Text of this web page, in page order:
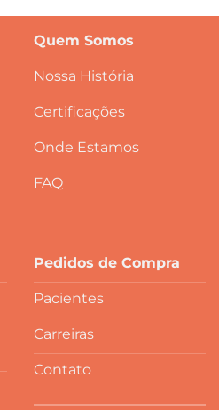
Quem Somos
Nossa História
Certificações
Onde Estamos
FAQ
Pedidos de Compra
Pacientes
Carreiras
Contato